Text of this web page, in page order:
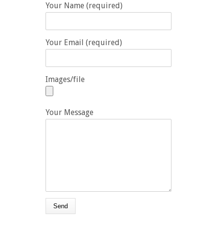
Your Name (required)
Your Email (required)
Images/file
Your Message